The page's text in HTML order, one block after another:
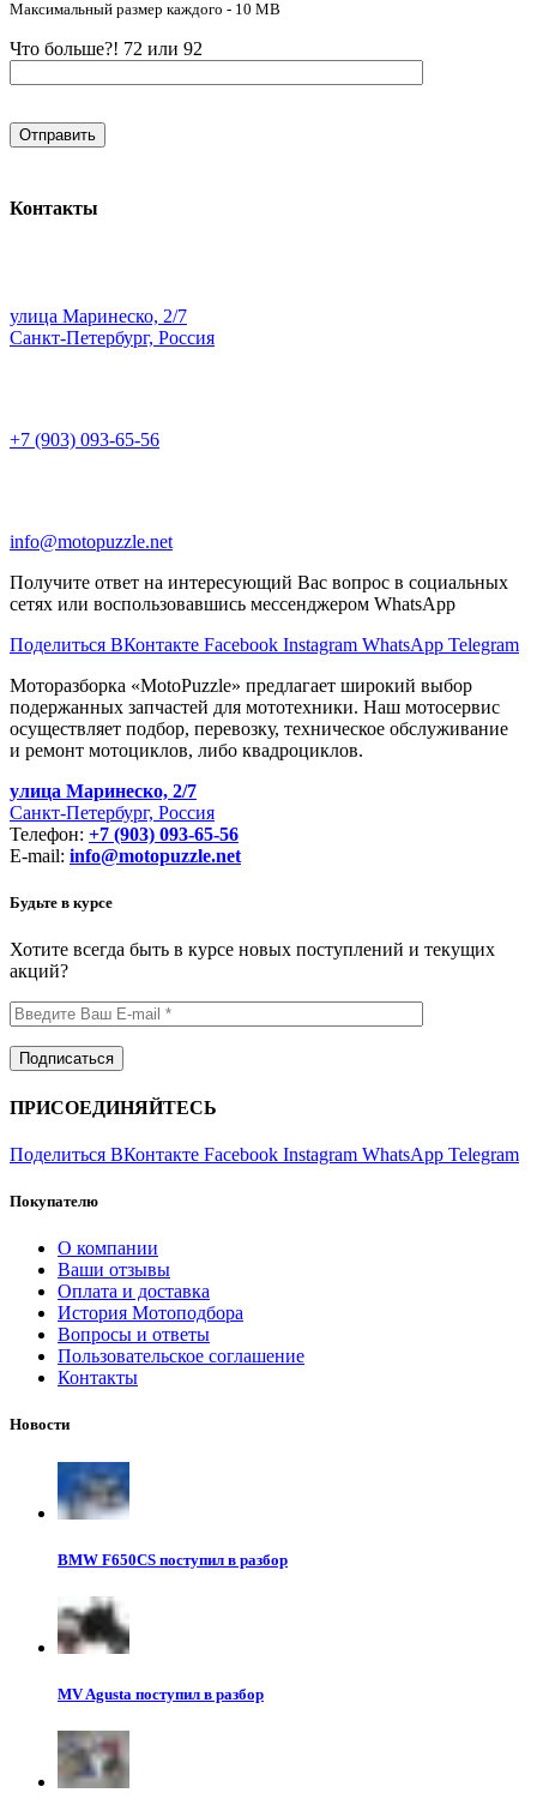
Максимальный размер каждого - 10 MB
Что больше?! 72 или 92
Контакты
улица Маринеско, 2/7
Санкт-Петербург, Россия
+7 (903) 093-65-56
info@motopuzzle.net
Получите ответ на интересующий Вас вопрос в социальных
сетях или воспользовавшись мессенджером WhatsApp
Поделиться ВКонтакте Facebook Instagram WhatsApp Telegram
Моторазборка «MotoPuzzle» предлагает широкий выбор
подержанных запчастей для мототехники. Наш мотосервис
осуществляет подбор, перевозку, техническое обслуживание
и ремонт мотоциклов, либо квадроциклов.
улица Маринеско, 2/7
Санкт-Петербург, Россия
Телефон: +7 (903) 093-65-56
E-mail: info@motopuzzle.net
Будьте в курсе
Хотите всегда быть в курсе новых поступлений и текущих
акций?
ПРИСОЕДИНЯЙТЕСЬ
Поделиться ВКонтакте Facebook Instagram WhatsApp Telegram
Покупателю
О компании
Ваши отзывы
Оплата и доставка
История Мотоподбора
Вопросы и ответы
Пользовательское соглашение
Контакты
Новости
BMW F650CS поступил в разбор
MV Agusta поступил в разбор